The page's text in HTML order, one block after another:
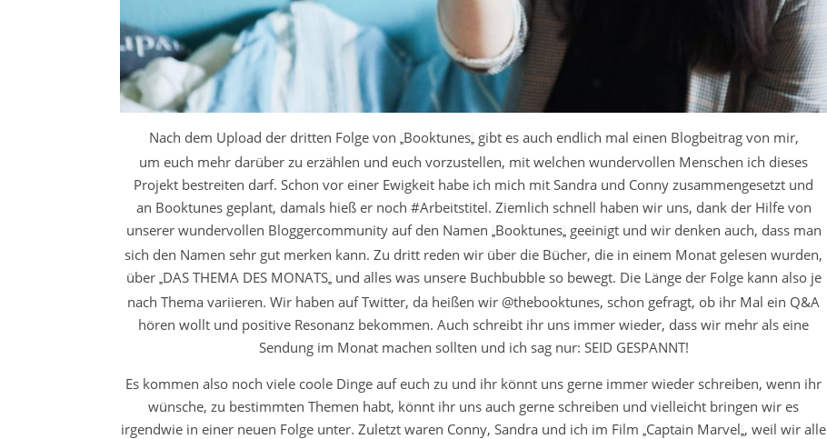
Nach dem Upload der dritten Folge von „Booktunes„ gibt es auch endlich mal einen Blogbeitrag von mir,
um euch mehr darüber zu erzählen und euch vorzustellen, mit welchen wundervollen Menschen ich dieses
Projekt bestreiten darf. Schon vor einer Ewigkeit habe ich mich mit Sandra und Conny zusammengesetzt und
an Booktunesgeplant, damals hieß er noch #Arbeitstitel. Ziemlich schnell haben wir uns, dank der Hilfe von
unserer wundervollen Bloggercommunityauf den Namen „Booktunes„ geeinigt und wir denken auch, dass man
sich den Namen sehr gut merken kann. Zu dritt reden wir über die Bücher, die in einem Monat gelesen wurden,
über „DAS THEMA DES MONATS„ und alles was unsere Buchbubbleso bewegt. Die Länge der Folge kann also je
nach Thema variieren. Wir haben auf Twitter, da heißen wir @thebooktunes, schon gefragt, ob ihr Mal ein Q&A
hören wollt und positive Resonanz bekommen. Auch schreibt ihr uns immer wieder, dass wir mehr als eine
Sendung im Monat machen sollten und ich sag nur: SEID GESPANNT!
Es kommen also noch viele coole Dinge auf euch zu und ihr könnt uns gerne immer wieder schreiben, wenn ihr
wünsche, zu bestimmten Themen habt, könnt ihr uns auch gerne schreiben und vielleicht bringen wir es
irgendwie in einer neuen Folge unter. Zuletzt waren Conny, Sandra und ich im Film „Captain Marvel„, weil wir alle